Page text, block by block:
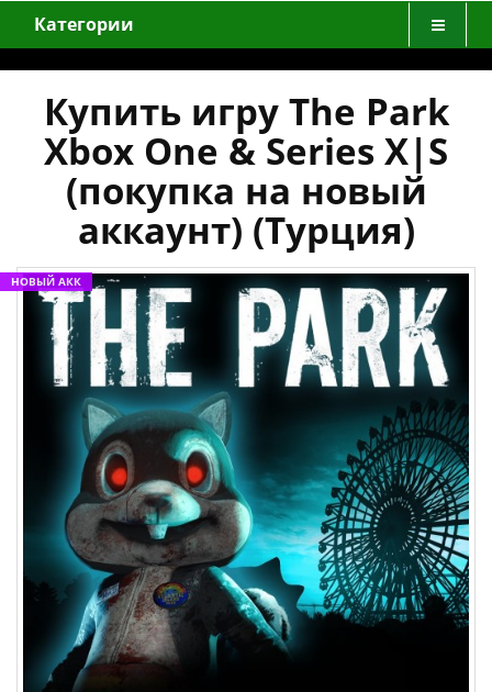
Категории
Купить игру The Park
Xbox One & Series X|S
(покупка на новый
аккаунт) (Турция)
НОВЫЙ АКК